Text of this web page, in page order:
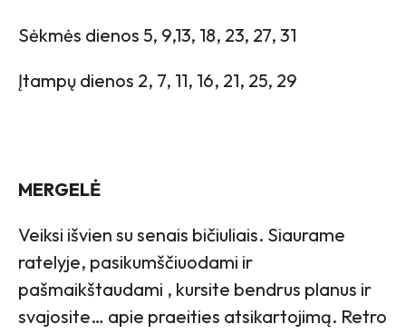
Sėkmės dienos 5, 9,13, 18, 23, 27, 31
Įtampų dienos 2, 7, 11, 16, 21, 25, 29
MERGELĖ
Veiksi išvien su senais bičiuliais. Siaurame
ratelyje, pasikumščiuodami ir
pašmaikštaudami , kursite bendrus planus ir
svajosite… apie praeities atsikartojimą. Retro